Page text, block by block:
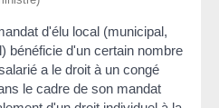
d'élu local (municipal,
bénéficie d'un certain nombre
a le droit à un congé
le cadre de son mandat